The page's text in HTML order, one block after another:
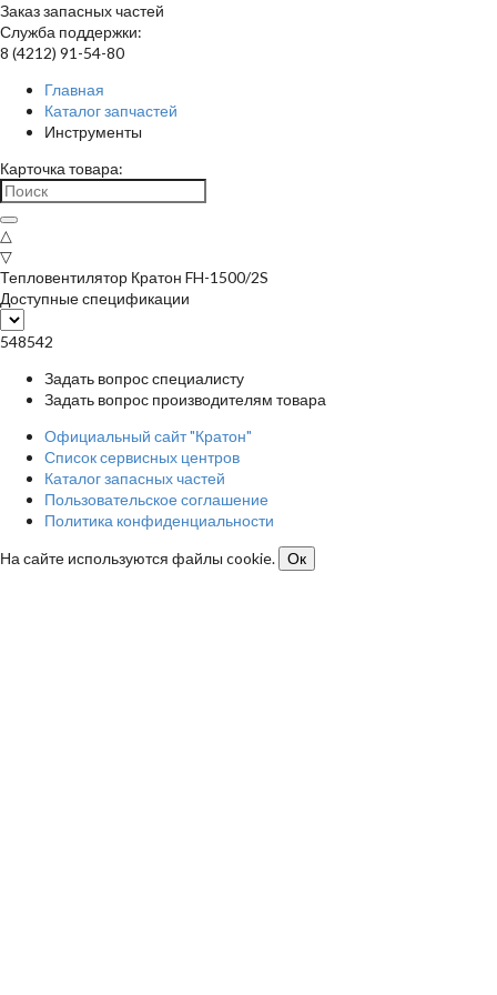
Заказ запасных частей
Служба поддержки:
8 (4212) 91-54-80
Главная
Каталог запчастей
Инструменты
Карточка товара:
△
▽
Тепловентилятор Кратон FH-1500/2S
Доступные спецификации
548542
Задать вопрос специалисту
Задать вопрос производителям товара
Официальный сайт "Кратон"
Список сервисных центров
Каталог запасных частей
Пользовательское соглашение
Политика конфиденциальности
На сайте используются файлы cookie.
Ок